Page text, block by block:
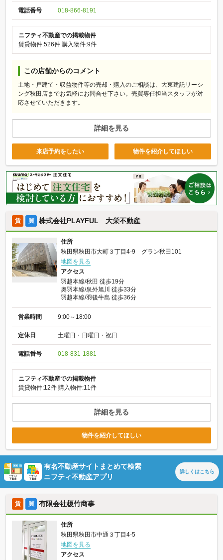
電話番号 018-866-8191
ニフティ不動産での掲載物件
賃貸物件:526件 購入物件:9件
この店舗からのコメント
土地・戸建て・収益物件等の売却・購入のご相談は、大東建託リーシ
ング秋田店までお気軽にお問合せ下さい。売買専任担当スタッフが対
応させていただきます。
詳細を見る
来店予約をしたい 物件を紹介してほしい
賃 買 株式会社PLAYFUL 大栄不動産
住所
秋田県秋田市大町３丁目4-9 グラン秋田101
地図を見る
アクセス
羽越本線/秋田 徒歩19分
奥羽本線/泉外旭川 徒歩33分
羽越本線/羽後牛島 徒歩36分
営業時間 9:00～18:00
定休日 土曜日・日曜日・祝日
電話番号 018-831-1881
ニフティ不動産での掲載物件
賃貸物件:12件 購入物件:11件
詳細を見る
物件を紹介してほしい
有名不動産サイトまとめて検索
ニフティ不動産アプリ
詳しくはこちら
賃 買 有限会社榎竹商事
住所
秋田県秋田市中通３丁目4-5
地図を見る
アクセス